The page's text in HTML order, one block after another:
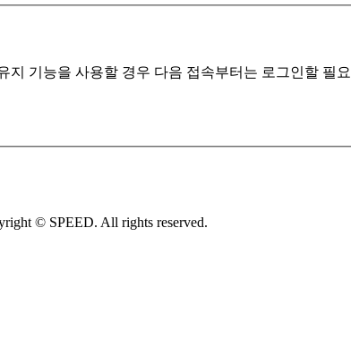
기능을 사용할 경우 다음 접속부터는 로그인할 필
© SPEED. All rights reserved.